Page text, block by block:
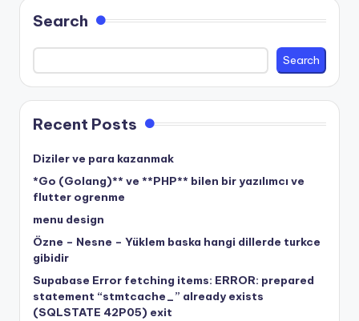
Search
Search
Recent Posts
Diziler ve para kazanmak
*Go (Golang)** ve **PHP** bilen bir yazılımcı ve
flutter ogrenme
menu design
Özne – Nesne – Yüklem baska hangi dillerde turkce
gibidir
Supabase Error fetching items: ERROR: prepared
statement “stmtcache_” already exists
(SQLSTATE 42P05) exit